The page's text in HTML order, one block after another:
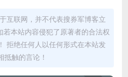
互联网，并不代表搜券军博客立
本站内容侵犯了原著者的合法权
拒绝任何人以任何形式在本站发
抵触的言论！